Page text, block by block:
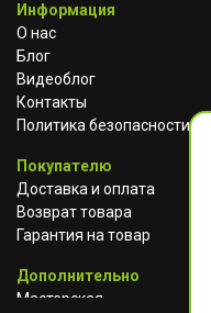
Информация
О нас
Блог
Видеоблог
Контакты
Политика безопасности
Покупателю
Доставка и оплата
Возврат товара
Гарантия на товар
Дополнительно
Мастерская